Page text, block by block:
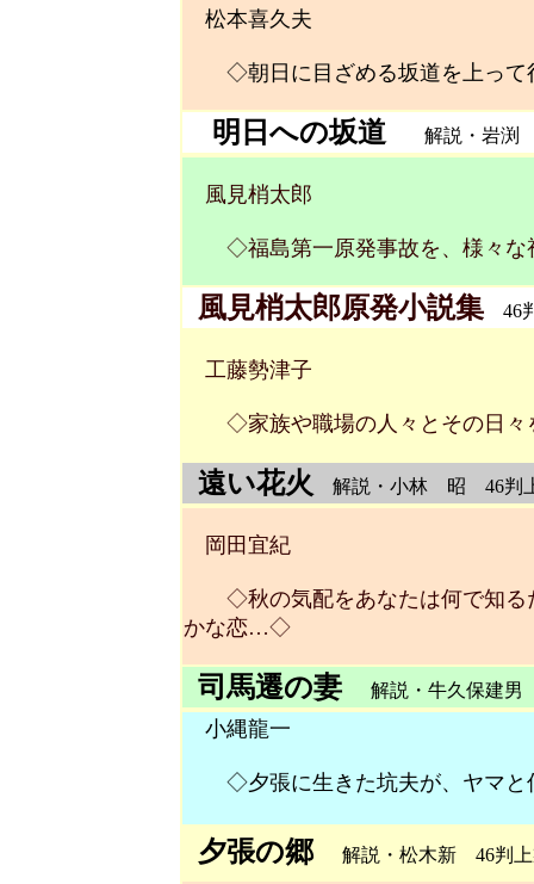
松本喜久夫
◇朝日に目ざめる坂道を上って
明日への坂道 解説・岩渕
風見梢太郎
◇福島第一原発事故を、様々な
風見梢太郎原発小説集46判
工藤勢津子
◇家族や職場の人々とその日々
遠い花火 解説・小林 昭 46判
岡田宜紀
◇秋の気配をあなたは何で知る
かな恋…◇
司馬遷の妻 解説・牛久保建
小縄龍一
◇夕張に生きた坑夫が、ヤマと
夕張の郷 解説・松木新46判上